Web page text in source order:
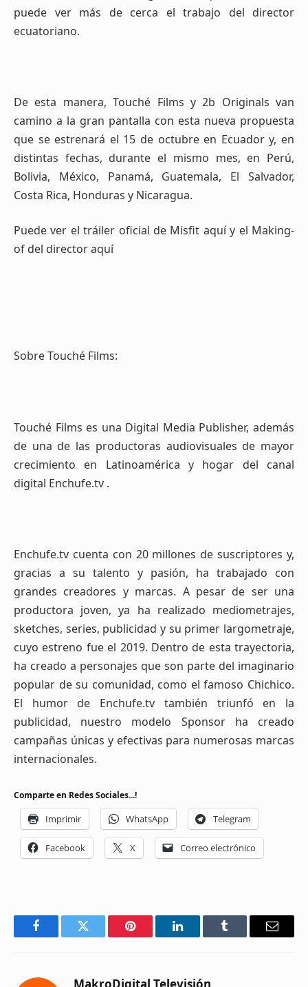
puede ver más de cerca el trabajo del director
ecuatoriano.
De esta manera, Touché Films y 2b Originals van
camino a la gran pantalla con esta nueva propuesta
que se estrenará el 15 de octubre en Ecuador y, en
distintas fechas, durante el mismo mes, en Perú,
Bolivia, México, Panamá, Guatemala, El Salvador,
Costa Rica, Honduras y Nicaragua.
Puede ver el tráiler oficial de Misfit aquí y el Making-
of del director aquí
Sobre Touché Films:
Touché Films es una Digital Media Publisher, además
de una de las productoras audiovisuales de mayor
crecimiento en Latinoamérica y hogar del canal
digital Enchufe.tv .
Enchufe.tv cuenta con 20 millones de suscriptores y,
gracias a su talento y pasión, ha trabajado con
grandes creadores y marcas. A pesar de ser una
productora joven, ya ha realizado mediometrajes,
sketches, series, publicidad y su primer largometraje,
cuyo estreno fue el 2019. Dentro de esta trayectoria,
ha creado a personajes que son parte del imaginario
popular de su comunidad, como el famoso Chichico.
El humor de Enchufe.tv también triunfó en la
publicidad, nuestro modelo Sponsor ha creado
campañas únicas y efectivas para numerosas marcas
internacionales.
Comparte en Redes Sociales...!
Imprimir WhatsApp Telegram
Facebook X Correo electrónico
FacebookTwitter Pinterest LinkedInTumblr Email